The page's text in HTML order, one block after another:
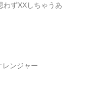
わずXXしちゃうあ
レンジャー